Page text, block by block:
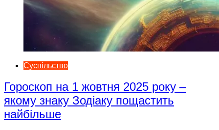
Суспільство
Гороскоп на 1 жовтня 2025 року –
якому знаку Зодіаку пощастить
найбільше